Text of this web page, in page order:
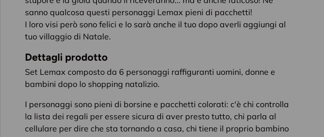
sanno qualcosa questi personaggi Lemax pieni di pacchetti!
I loro visi però sono felici e lo sarà anche il tuo dopo averli aggiungi al
tuo villaggio di Natale.
Dettagli prodotto
Set Lemax composto da 6 personaggi raffiguranti uomini, donne e
bambini dopo lo shopping natalizio.
I personaggi sono pieni di borsine e pacchetti colorati: c'è chi controlla
la lista dei regali per essere sicura di aver presto tutto, chi parla al
cellulare per dire che sta tornando a casa, chi tiene il proprio bambino